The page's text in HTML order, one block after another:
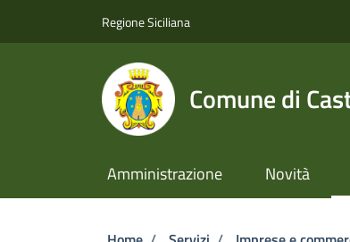
Regione Siciliana
Comune di
Amministrazione Novità